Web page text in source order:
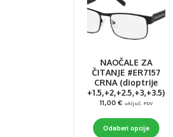
NAOČALE ZA
ČITANJE #ER7157
CRNA (dioptrije
+1.5,+2,+2.5,+3,+3.5)
11,00 € uključ. PDV
Odaberi opcije
Ovaj